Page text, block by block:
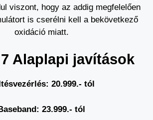
viszont, hogy az addig megfelelően
is cserélni kell a bekövetkező
oxidáció miatt.
Alaplapi javítások
20.999.- tól
23.999.- tól